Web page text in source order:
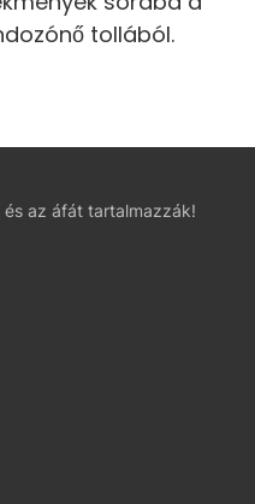
tollából.
az áfát tartalmazzák!